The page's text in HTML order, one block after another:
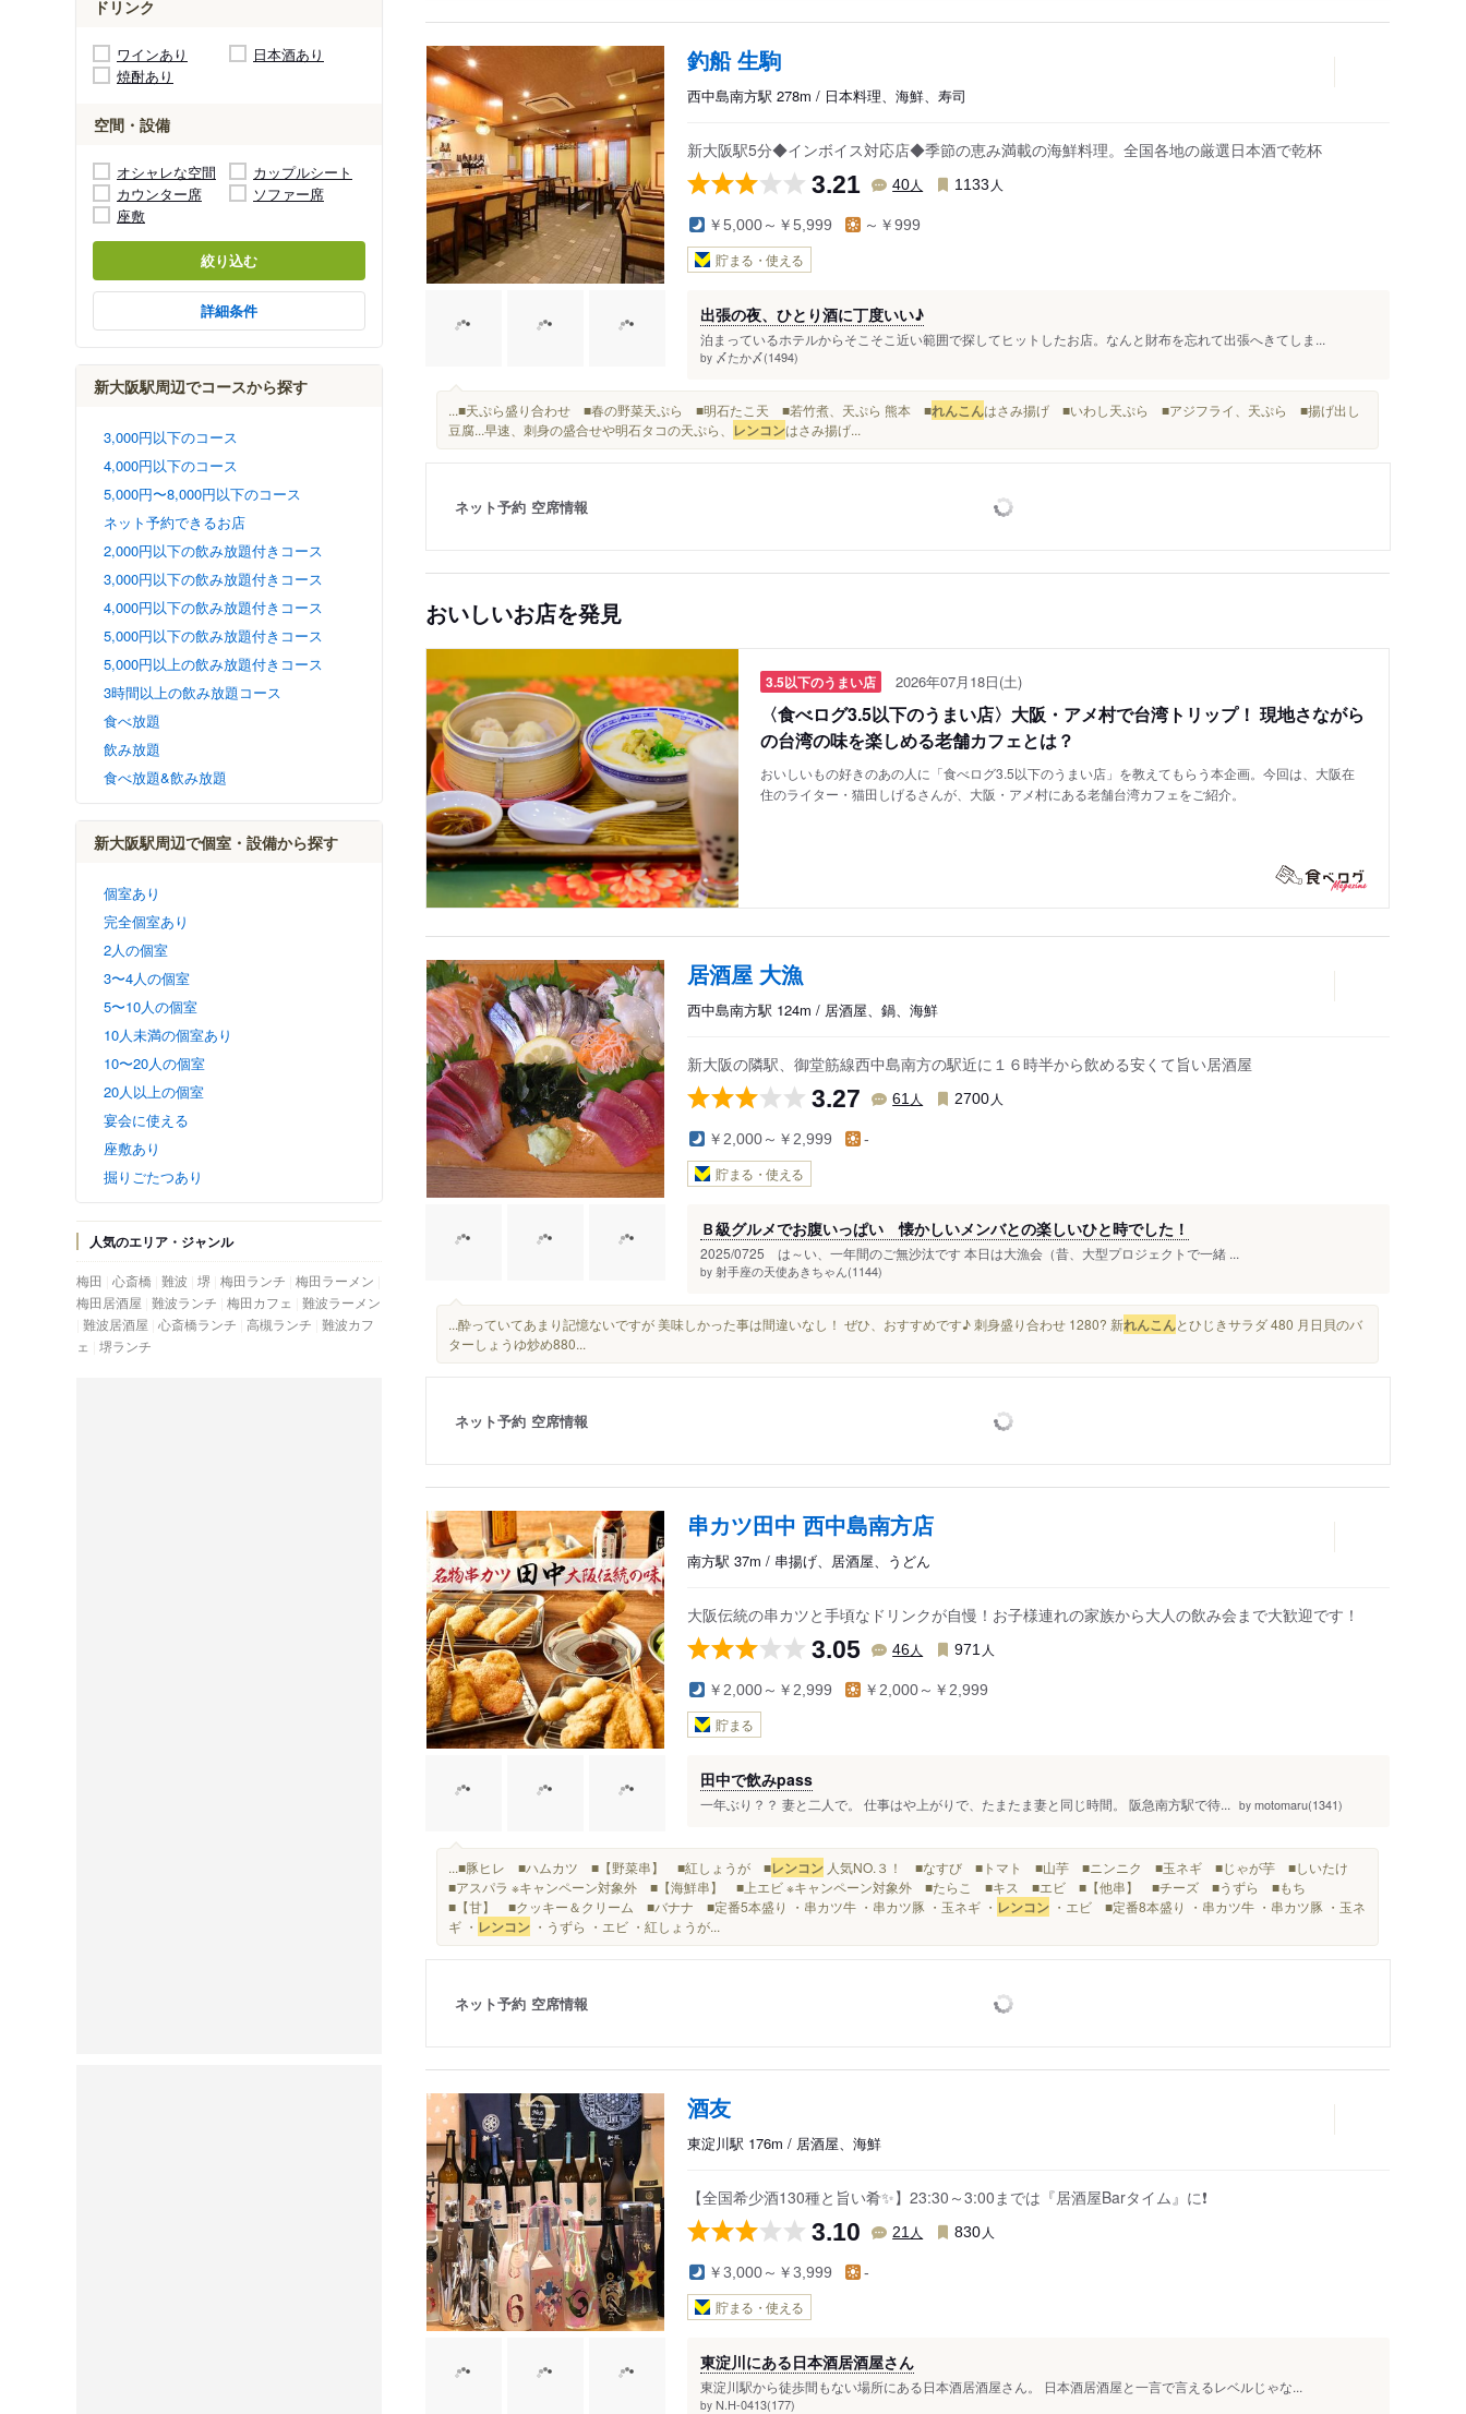
ドリンク
ワインあり
日本酒あり
焼酎あり
空間・設備
オシャレな空間
カップルシート
カウンター席
ソファー席
座敷
絞り込む
詳細条件
新大阪駅周辺でコースから探す
3,000円以下のコース
4,000円以下のコース
5,000円〜8,000円以下のコース
ネット予約できるお店
2,000円以下の飲み放題付きコース
3,000円以下の飲み放題付きコース
4,000円以下の飲み放題付きコース
5,000円以下の飲み放題付きコース
5,000円以上の飲み放題付きコース
3時間以上の飲み放題コース
食べ放題
飲み放題
食べ放題&飲み放題
新大阪駅周辺で個室・設備から探す
個室あり
完全個室あり
2人の個室
3〜4人の個室
5〜10人の個室
10人未満の個室あり
10〜20人の個室
20人以上の個室
宴会に使える
座敷あり
掘りごたつあり
人気のエリア・ジャンル
梅田 心斎橋 難波 堺 梅田ランチ 梅田ラーメン
梅田居酒屋 難波ランチ 梅田カフェ
難波ラーメン
難波居酒屋 心斎橋ランチ 高槻ランチ 難波カフ
ェ
堺ランチ
釣船 生駒
西中島南方駅 278m / 日本料理、海鮮、寿司
新大阪駅5分◆インボイス対応店◆季節の恵み満載の海鮮料理。全国各地の厳選日本酒で乾杯
3.21 40人 1133 人
￥5,000～￥5,999 ～￥999
貯まる・使える
出張の夜、ひとり酒に丁度いい♪
泊まっているホテルからそこそこ近い範囲で探してヒットしたお店。なんと財布を忘れて出張へきてしま...
by 〆たか〆(1494)
...■天ぷら盛り合わせ ■春の野菜天ぷら ■明石たこ天 ■若竹煮、天ぷら 熊本 ■れんこんはさみ揚げ ■いわし天ぷら ■アジフライ、天ぷら ■揚げ出し
豆腐...早速、刺身の盛合せや明石タコの天ぷら、
レンコンはさみ揚げ...
ネット予約 空席情報
おいしいお店を発見
3.5以下のうまい店 2026年07月18日(土)
〈食べログ3.5以下のうまい店〉大阪・アメ村で台湾トリップ！ 現地さながら
の台湾の味を楽しめる老舗カフェとは？
おいしいもの好きのあの人に「食べログ3.5以下のうまい店」を教えてもらう本企画。今回は、大阪在
住のライター・猫田しげるさんが、大阪・アメ村にある老舗台湾カフェをご紹介。
居酒屋 大漁
西中島南方駅 124m / 居酒屋、鍋、海鮮
新大阪の隣駅、御堂筋線西中島南方の駅近に１６時半から飲める安くて旨い居酒屋
3.27 61 人 2700 人
￥2,000～￥2,999 -
貯まる・使える
Ｂ級グルメでお腹いっぱい 懐かしいメンバとの楽しいひと時でした！
2025/0725 は～い、一年間のご無沙汰です 本日は大漁会（昔、大型プロジェクトで一緒 ...
by 射手座の天使あきちゃん(1144)
...酔っていてあまり記憶ないですが 美味しかった事は間違いなし！ ぜひ、おすすめです♪ 刺身盛り合わせ 1280? 新れんこんとひじきサラダ 480 月日貝のバ
ターしょうゆ炒め880...
ネット予約 空席情報
串カツ田中 西中島南方店
南方駅 37m / 串揚げ、居酒屋、うどん
大阪伝統の串カツと手頃なドリンクが自慢！お子様連れの家族から大人の飲み会まで大歓迎です！
3.05 46人 971 人
￥2,000～￥2,999 ￥2,000～￥2,999
貯まる
田中で飲みpass
一年ぶり？？ 妻と二人で。 仕事はや上がりで、たまたま妻と同じ時間。 阪急南方駅で待... by motomaru(1341)
...■豚ヒレ ■ハムカツ ■【野菜串】 ■紅しょうが ■レンコン 人気NO.３！ ■なすび ■トマト ■山芋 ■ニンニク ■玉ネギ ■じゃが芋 ■しいたけ
■アスパラ ※キャンペーン対象外 ■【海鮮串】 ■上エビ ※キャンペーン対象外 ■たらこ ■キス ■エビ ■【他串】 ■チーズ ■うずら ■もち
■【甘】 ■クッキー＆クリーム ■バナナ ■定番5本盛り ・串カツ牛 ・串カツ豚 ・玉ネギ ・ レンコン ・エビ ■定番8本盛り ・串カツ牛 ・串カツ豚 ・玉ネ
ギ ・ レンコン ・うずら ・エビ ・紅しょうが...
ネット予約 空席情報
酒友
東淀川駅 176m / 居酒屋、海鮮
【全国希少酒130種と旨い肴✨】23:30～3:00までは『居酒屋Barタイム』に❗️
3.10 21 人 830 人
￥3,000～￥3,999 -
貯まる・使える
東淀川にある日本酒居酒屋さん
東淀川駅から徒歩間もない場所にある日本酒居酒屋さん。 日本酒居酒屋と一言で言えるレベルじゃな...
by N.H-0413(177)